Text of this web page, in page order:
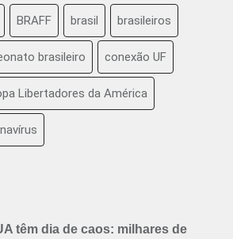
BRAFF brasil brasileiros
brasileiro conexão UF
Libertadores da América
têm dia de caos: milhares de